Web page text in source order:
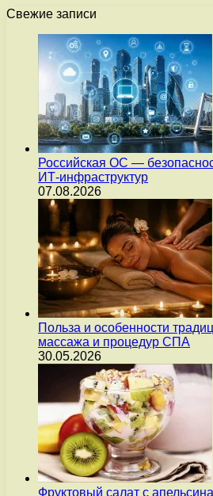
Свежие записи
Российская ОС —
ИТ-инфраструктур
07.08.2026
Польза и особенности
массажа и процедур СПА
30.05.2026
Фруктовый салат с